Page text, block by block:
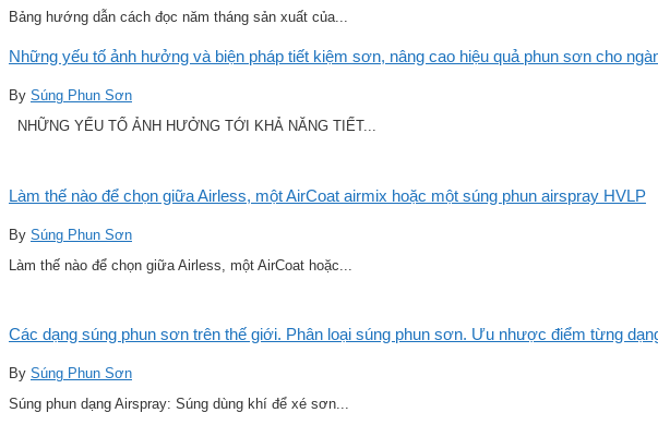
Bảng hướng dẫn cách đọc năm tháng sản xuất của...
Những yếu tố ảnh hưởng và biện pháp tiết kiệm sơn, nâng cao hiệu quả phun sơn cho
By Súng Phun Sơn
NHỮNG YẾU TỐ ẢNH HƯỞNG TỚI KHẢ NĂNG TIẾT...
Làm thế nào để chọn giữa Airless, một AirCoat airmix hoặc một súng phun airspray HVLP
By Súng Phun Sơn
Làm thế nào để chọn giữa Airless, một AirCoat hoặc...
Các dạng súng phun sơn trên thế giới. Phân loại súng phun sơn. Ưu nhược điểm từng
By Súng Phun Sơn
Súng phun dạng Airspray: Súng dùng khí để xé sơn...